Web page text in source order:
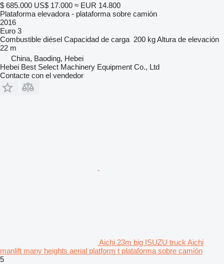
$ 685.000 US$ 17.000 ≈ EUR 14.800
Plataforma elevadora - plataforma sobre camión
2016
Euro 3
Combustible diésel Capacidad de carga 200 kgAltura de elevación
22 m
China, Baoding, Hebei
Hebei Best Select Machinery Equipment Co., Ltd
Contacte con el vendedor
Aichi 23m big ISUZU truck Aichi
manlift many heights aerial platform t plataforma sobre camión
5